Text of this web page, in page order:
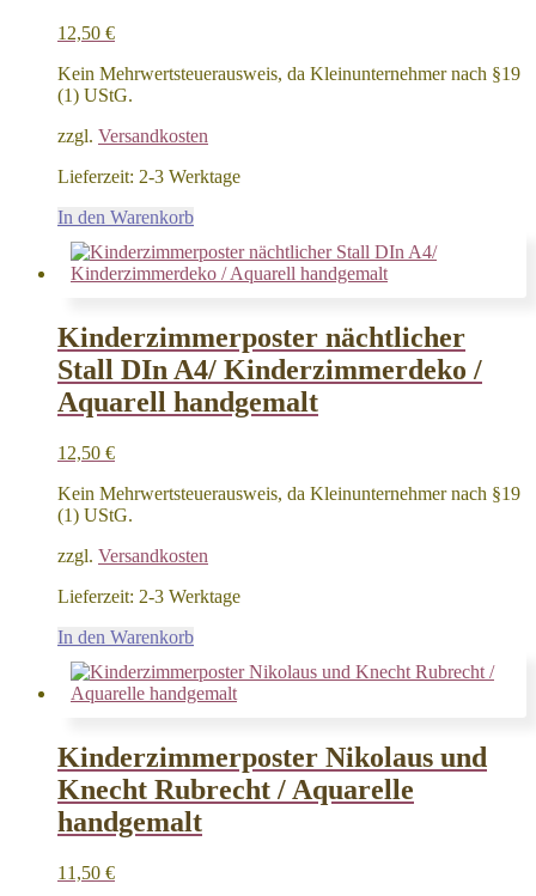
12,50 €
Kein Mehrwertsteuerausweis, da Kleinunternehmer nach §19
(1) UStG.
zzgl. Versandkosten
Lieferzeit: 2-3 Werktage
In den Warenkorb
Kinderzimmerposter nächtlicher
Stall DIn A4/ Kinderzimmerdeko /
Aquarell handgemalt
12,50 €
Kein Mehrwertsteuerausweis, da Kleinunternehmer nach §19
(1) UStG.
zzgl. Versandkosten
Lieferzeit: 2-3 Werktage
In den Warenkorb
Kinderzimmerposter Nikolaus und
Knecht Rubrecht / Aquarelle
handgemalt
11,50 €